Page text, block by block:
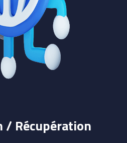
/ Récupération